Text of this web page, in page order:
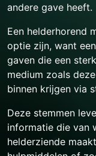
andere gave heeft.
Een helderhorend
optie zijn, want
gaven die een
medium zoals
binnen krijgen via
Deze stemmen
informatie die van
helderziende